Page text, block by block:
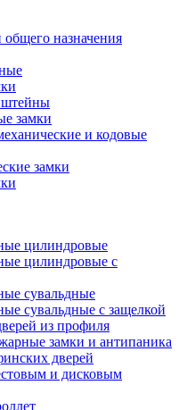
назначения
замки
и кодовые
замки
цилиндровые
цилиндровые с
сувальдные
сувальдные с защелкой
из профиля
замки и антипаника
дверей
и дисковым